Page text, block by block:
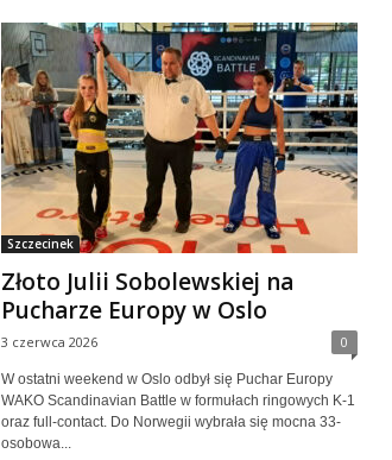
Szczecinek
Złoto Julii Sobolewskiej na
Pucharze Europy w Oslo
3 czerwca 2026 0
W ostatni weekend w Oslo odbył się Puchar Europy
WAKO Scandinavian Battle w formułach ringowych K-1
oraz full-contact. Do Norwegii wybrała się mocna 33-
osobowa...